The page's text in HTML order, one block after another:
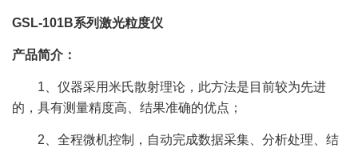
GSL-101B系列激光粒度仪
产品简介：
1、仪器采用米氏散射理论，此方法是目前较为先进
的，具有测量精度高、结果准确的优点；
2、全程微机控制，自动完成数据采集、分析处理、结